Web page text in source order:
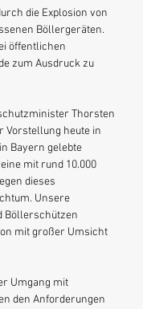
die Explosion von
Böllergeräten.
öffentlichen
zum Ausdruck zu
Thorsten
Vorstellung heute in
Bayern gelebte
mit rund 10.000
dieses
Unsere
Böllerschützen
mit großer Umsicht
Umgang mit
den Anforderungen